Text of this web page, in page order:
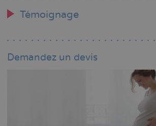
Témoignage
Demandez un devis